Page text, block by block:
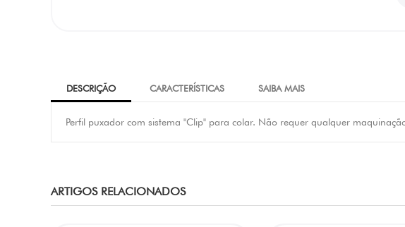
DESCRIÇÃO CARACTERÍSTICAS SAIBA MAIS
Perfil puxador com sistema "Clip" para colar. Não requer qualquer
ARTIGOS RELACIONADOS